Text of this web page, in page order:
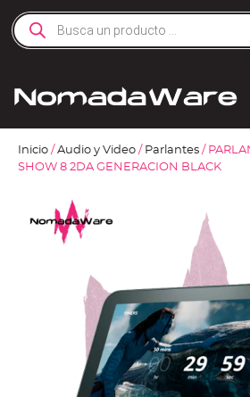
Inicio / Audio y Video / Parlantes /
SHOW 8 2DA GENERACION BLACK